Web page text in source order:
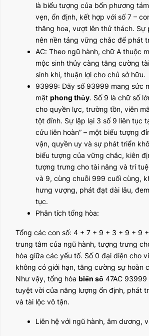
là biểu tượng của bốn phương
vẹn, ổn định, kết hợp với số 7 –
thăng hoa, vượt lên thử thách. Sự
nên nền tảng vững chắc để phát
AC: Theo ngũ hành, chữ A thuộc
mộc sinh thủy càng tăng cường
sinh khí, thuận lợi cho chủ sở hữu.
93999: Dãy số 93999 mang sức
mặt phong thủy. Số 9 là chữ số
cho quyền lực, trường tồn, viên
tột đỉnh. Sự lặp lại 3 số 9 liên tục
cửu liên hoàn” – một biểu tượng
vận, quyền uy và sự phát triển
biểu tượng của vững chắc, kiên
tượng trưng cho tài năng và trí
và 9, cùng chuỗi 999 cuối cùng,
hưng vượng, phát đạt dài lâu,
tục.
Phân tích tổng hòa:
Tổng các con số: 4 + 7 + 9 + 3 + 9 + 9
trung tâm của ngũ hành, tượng trưng
hòa giữa các yếu tố. Số 0 đại diện cho
không có giới hạn, tăng cường sự hoàn
Như vậy, tổng hòa biển số 47AC
tuyệt vời của năng lượng ổn định, phát
và tài lộc vô tận.
Liên hệ với ngũ hành, âm dương,